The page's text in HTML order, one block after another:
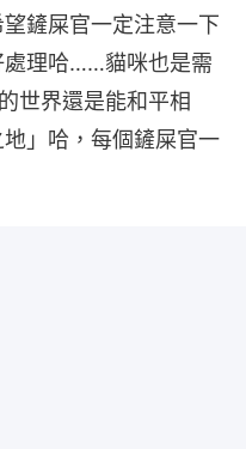
鏟屎官一定注意一下
處理哈……貓咪也是需
世界還是能和平相
」哈，每個鏟屎官一